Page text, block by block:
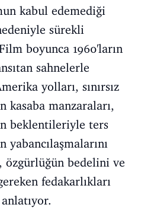
kabul edemediği
sürekli
boyunca 1960'ların
sahnelerle
yolları, sınırsız
kasaba manzaraları,
beklentileriyle ters
, özgürlüğün bedelini ve
fedakarlıkları